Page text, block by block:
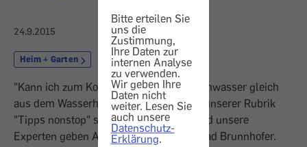
Bitte erteilen Sie
uns die
Zustimmung,
Ihre Daten zur
internen Analyse
zu verwenden.
Wir geben Ihre
Daten nicht
weiter. Lesen Sie
auch unsere
Datenschutz-
Erklärung.
24.9.2015
Heim + Garten Wasser
"Kann ich zum Kochen und Trinken Warmwasser gleich
aus dem Wasserhahn entnehmen?" - In unserer Rubrik
"Tipps nonstop" stellen Leser Fragen und unsere
Experten geben Antwort – hier Ing. Konrad Brunnhofer.